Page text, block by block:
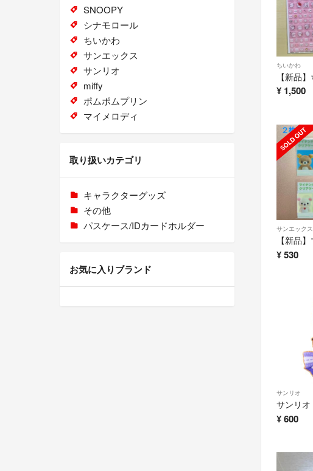
ちいかわ
¥ 1,500
サンエックス
¥530
サンリオ
¥600
SNOOPY
シナモロール
ちいかわ
サンエックス
サンリオ
miffy
ポムポムプリン
マイメロディ
取り扱いカテゴリ
キャラクターグッズ
その他
パスケース/IDカードホルダー
お気に入りブランド